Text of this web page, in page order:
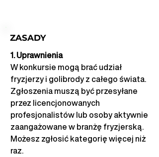
ZASADY
1. Uprawnienia
W konkursie mogą brać udział
fryzjerzy i golibrody z całego świata.
Zgłoszenia muszą być przesyłane
przez licencjonowanych
profesjonalistów lub osoby aktywnie
zaangażowane w branżę fryzjerską.
Możesz zgłosić kategorię więcej niż
raz.